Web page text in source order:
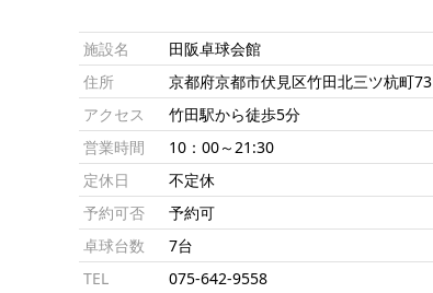
施設名
田阪卓球会館
住所
京都府京都市伏見区竹田北三ツ杭町73
アクセス
竹田駅から徒歩5分
営業時間
10：00～21:30
定休日
不定休
予約可否
予約可
卓球台数
7台
TEL
075-642-9558